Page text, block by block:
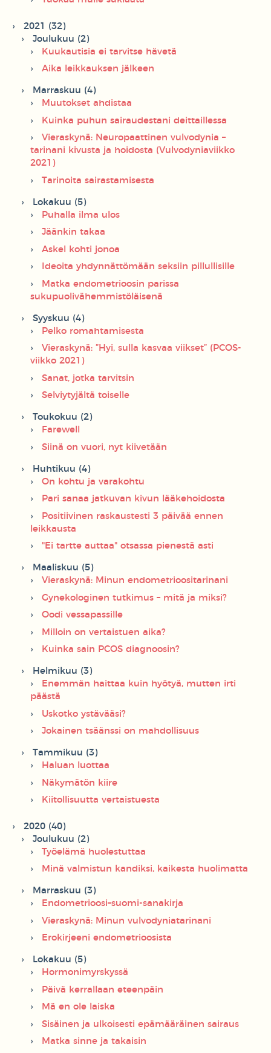
2021 (32)
Joulukuu (2)
Kuukautisia ei tarvitse hävetä
Aika leikkauksen jälkeen
Marraskuu (4)
Muutokset ahdistaa
Kuinka puhun sairaudestani deittaillessa
Vieraskynä: Neuropaattinen vulvodynia –
tarinani kivusta ja hoidosta (Vulvodyniaviikko
2021)
Tarinoita sairastamisesta
Lokakuu (5)
Puhalla ilma ulos
Jäänkin takaa
Askel kohti jonoa
Ideoita yhdynnättömään seksiin pillullisille
Matka endometrioosin parissa
sukupuolivähemmistöläisenä
Syyskuu (4)
Pelko romahtamisesta
Vieraskynä: ”Hyi, sulla kasvaa viikset” (PCOS-
viikko 2021)
Sanat, jotka tarvitsin
Selviytyjältä toiselle
Toukokuu (2)
Farewell
Siinä on vuori, nyt kiivetään
Huhtikuu (4)
On kohtu ja varakohtu
Pari sanaa jatkuvan kivun lääkehoidosta
Positiivinen raskaustesti 3 päivää ennen
leikkausta
"Ei tartte auttaa" otsassa pienestä asti
Maaliskuu (5)
Vieraskynä: Minun endometrioositarinani
Gynekologinen tutkimus – mitä ja miksi?
Oodi vessapassille
Milloin on vertaistuen aika?
Kuinka sain PCOS diagnoosin?
Helmikuu (3)
Enemmän haittaa kuin hyötyä, mutten irti
päästä
Uskotko ystävääsi?
Jokainen tsäänssi on mahdollisuus
Tammikuu (3)
Haluan luottaa
Näkymätön kiire
Kiitollisuutta vertaistuesta
2020 (40)
Joulukuu (2)
Työelämä huolestuttaa
Minä valmistun kandiksi, kaikesta huolimatta
Marraskuu (3)
Endometrioosi–suomi-sanakirja
Vieraskynä: Minun vulvodyniatarinani
Erokirjeeni endometrioosista
Lokakuu (5)
Hormonimyrskyssä
Päivä kerrallaan eteenpäin
Mä en ole laiska
Sisäinen ja ulkoisesti epämääräinen sairaus
Matka sinne ja takaisin